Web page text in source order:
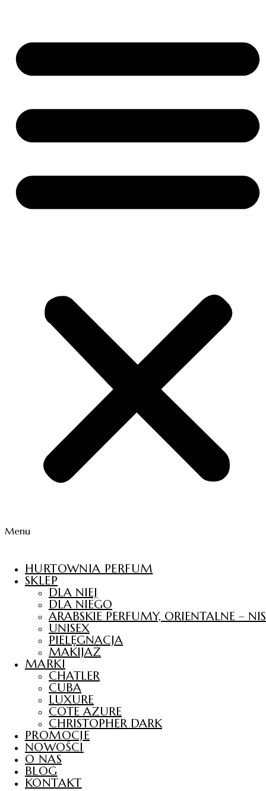
Menu
HURTOWNIA PERFUM
SKLEP
DLA NIEJ
DLA NIEGO
ARABSKIE PERFUMY, ORIENTALNE –
UNISEX
PIELĘGNACJA
MAKIJAŻ
MARKI
CHATLER
CUBA
LUXURE
COTE AZURE
CHRISTOPHER DARK
PROMOCJE
NOWOŚCI
O NAS
BLOG
KONTAKT